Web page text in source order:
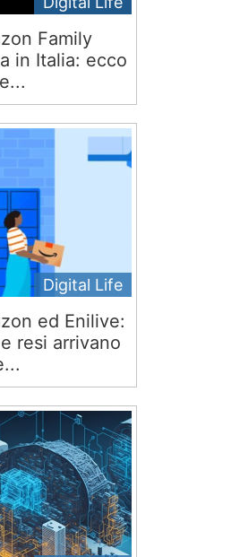
Family
in Italia: ecco
Digital Life
ed Enilive:
resi arrivano